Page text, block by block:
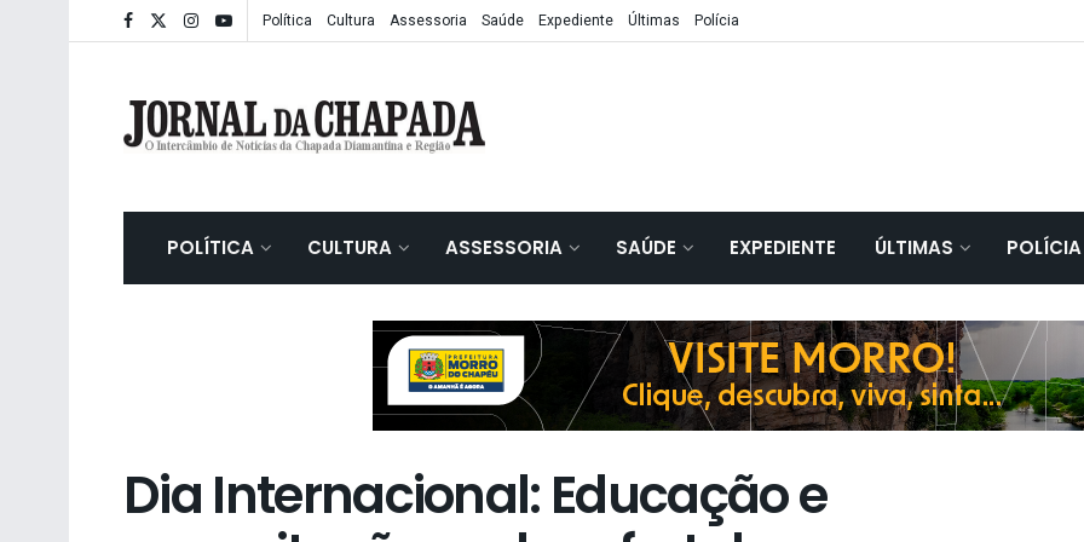
Política Cultura Assessoria Saúde Expediente Últimas Polícia
POLÍTICA CULTURA ASSESSORIA SAÚDE EXPEDIENTE ÚLTIMAS POLÍCIA
Dia Internacional: Educação e